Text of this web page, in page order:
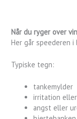
Når du ryger over
Her går speederen
Typiske tegn:
tankemylder
irritation
angst eller